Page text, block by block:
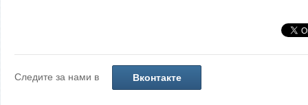
Следите за нами в Вконтакте